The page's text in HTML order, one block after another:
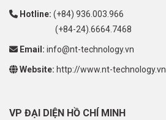
Hotline: (+84) 936.003.966
(+84-24).6664.7468
Email: info@nt-technology.vn
Website: http://www.nt-technology.vn
VP ĐẠI DIỆN HỒ CHÍ MINH